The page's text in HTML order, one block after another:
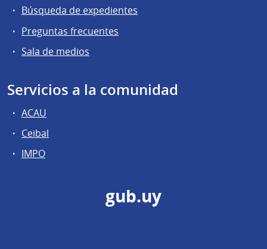
Búsqueda de expedientes
Preguntas frecuentes
Sala de medios
Servicios a la comunidad
ACAU
Ceibal
IMPO
gub.uy